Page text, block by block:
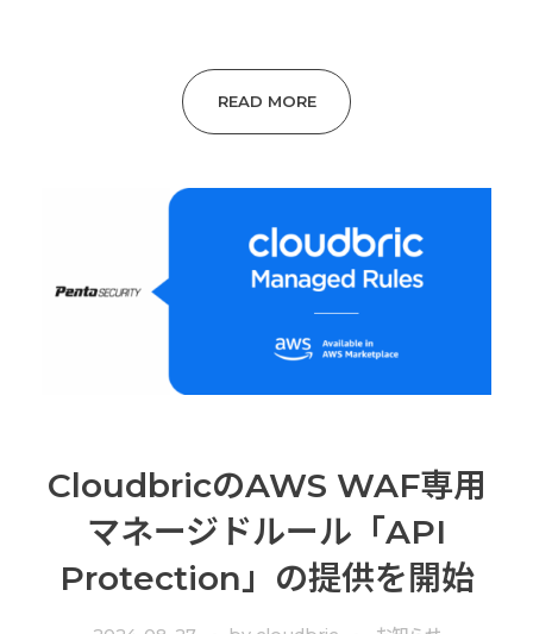
READ MORE
CloudbricのAWS WAF専用
マネージドルール「API
Protection」の提供を開始